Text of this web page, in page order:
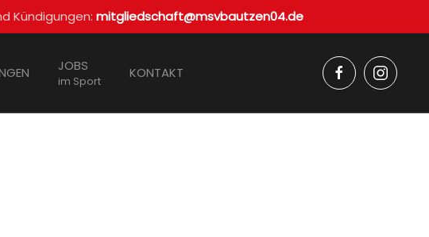
Kündigungen: mitgliedschaft@msvbautzen04.de
JOBS
im Sport
KONTAKT